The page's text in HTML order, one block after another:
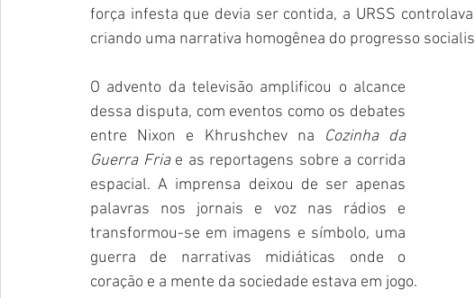
força infesta que devia ser contida, a URSS
criando uma narrativa homogênea do progresso
O advento da televisão amplificou o alcance
dessa disputa, com eventos como os debates
entre Nixon e Khrushchev na
Cozinha da
Guerra Fria e as reportagens sobre a corrida
espacial. A imprensa deixou de ser apenas
palavras nos jornais e voz nas rádios e
transformou-se em imagens e símbolo, uma
guerra de narrativas midiáticas onde o
coração e a mente da sociedade estava em jogo.